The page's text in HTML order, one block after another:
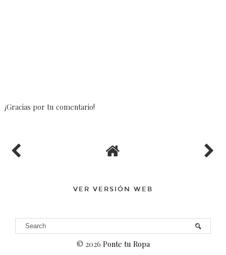
¡Gracias por tu comentario!
VER VERSIÓN WEB
© 2026 Ponte tu Ropa